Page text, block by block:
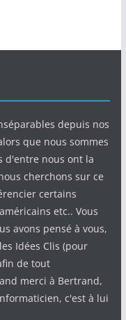
depuis nos
que nous sommes
d'entre nous ont la
cherchons sur ce
certains
etc.. Vous
avons pensé à vous,
Idées Clis (pour
de tout
merci à Bertrand,
c'est à lui